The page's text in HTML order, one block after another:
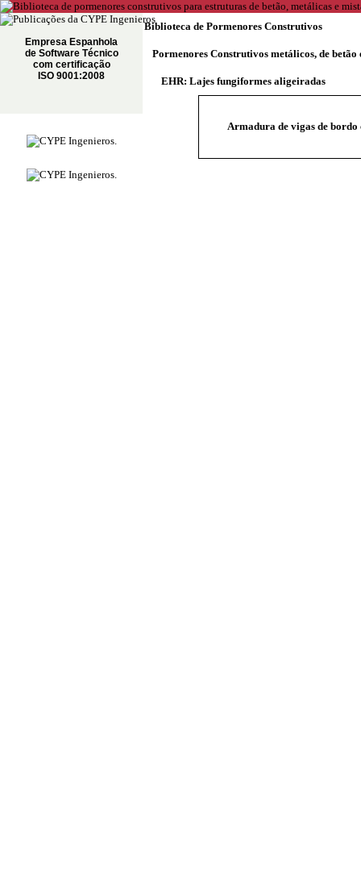
Empresa Espanhola
de Software Técnico
com certificação
ISO 9001:2008
Biblioteca de Pormenores Construtivos
Pormenores Construtivos metálicos, de betão
EHR: Lajes fungiformes aligeiradas
Armadura de vigas de